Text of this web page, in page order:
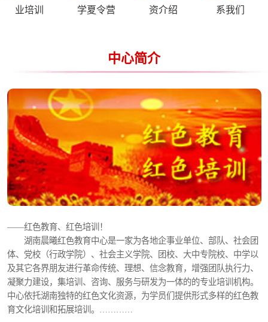
业培训 学夏令营 资介绍 系我们
中心简介
——红色教育、红色培训！
湖南晨曦红色教育中心是一家为各地企事业单位、部队、社会团
体、党校（行政学院）、社会主义学院、团校、大中专院校、中学以
及其它各界朋友进行革命传统、理想、信念教育，增强团队执行力、
凝聚力建设，集培训、咨询、服务与研发为一体的的专业培训机构。
中心依托湖南独特的红色文化资源，为学员们提供形式多样的红色教
育文化培训和拓展培训。…………